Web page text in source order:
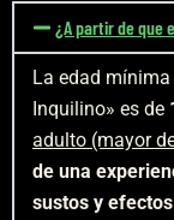
¿A partir de que
La edad
Inquilino» es de
adulto (mayor
de una
sustos y efectos